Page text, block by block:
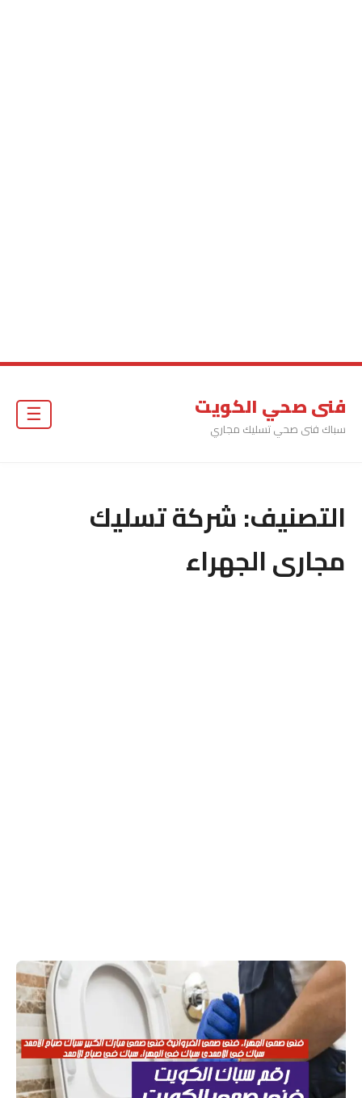
فنى صحي الكويت
سباك فنى صحي تسليك مجاري
التصنيف:شركة تسليك
مجارى الجهراء